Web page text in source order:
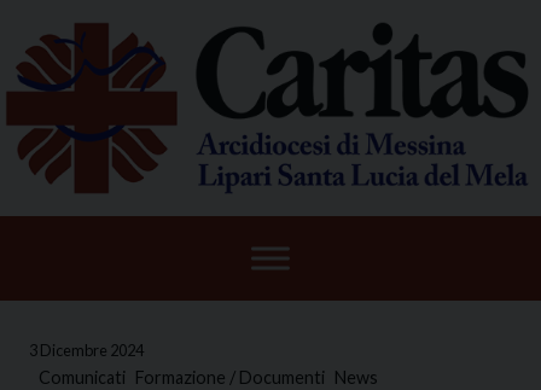
content
3 Dicembre 2024
Comunicati Formazione / Documenti News